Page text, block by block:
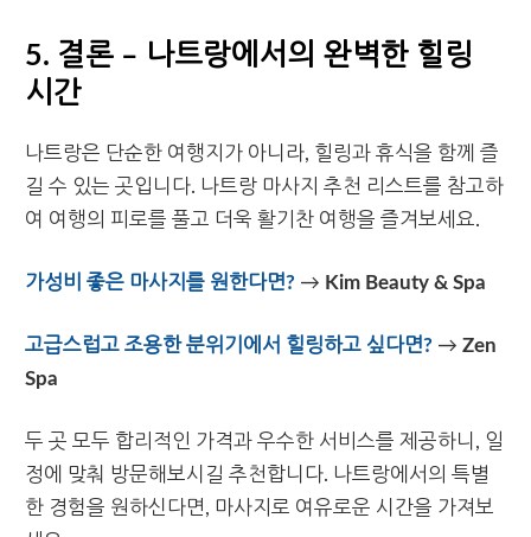
5. 결론 – 나트랑에서의 완벽한 힐링
시간
나트랑은 단순한 여행지가 아니라, 힐링과 휴식을 함께 즐
길 수 있는 곳입니다. 나트랑 마사지 추천 리스트를 참고하
여 여행의 피로를 풀고 더욱 활기찬 여행을 즐겨보세요.
가성비 좋은 마사지를 원한다면? → Kim Beauty & Spa
고급스럽고 조용한 분위기에서 힐링하고 싶다면? → Zen
Spa
두 곳 모두 합리적인 가격과 우수한 서비스를 제공하니, 일
정에 맞춰 방문해보시길 추천합니다. 나트랑에서의 특별
한 경험을 원하신다면, 마사지로 여유로운 시간을 가져보